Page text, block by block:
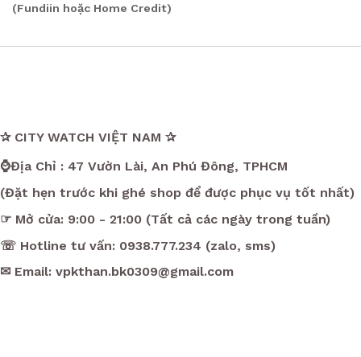
(Fundiin hoặc Home Credit)
✰ CITY WATCH VIỆT NAM ✰
⌚Địa Chỉ : 47 Vườn Lài, An Phú Đông, TPHCM
(Đặt hẹn trước khi ghé shop để được phục vụ tốt nhất)
☞ Mở cửa: 9:00 - 21:00 (Tất cả các ngày trong tuần)
☏ Hotline tư vấn: 0938.777.234 (zalo, sms)
✉ Email: vpkthan.bk0309@gmail.com